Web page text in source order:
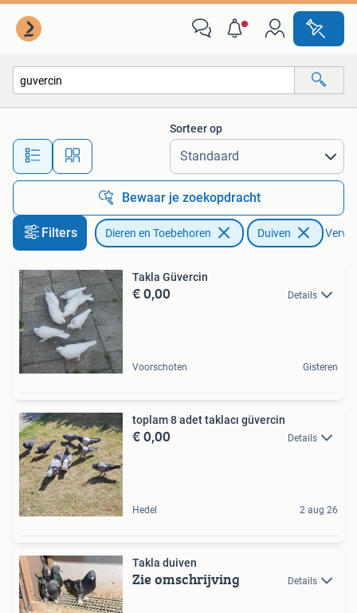
Alle afstanden…
Sorteer op
Bewaar je zoekopdracht
Filters Dieren en Toebehoren Duiven
Takla Güvercin
€ 0,00 Details
Voorschoten Gisteren
toplam 8 adet taklacı güvercin
€ 0,00 Details
Hedel 2 aug 26
Takla duiven
Zie omschrijving Details